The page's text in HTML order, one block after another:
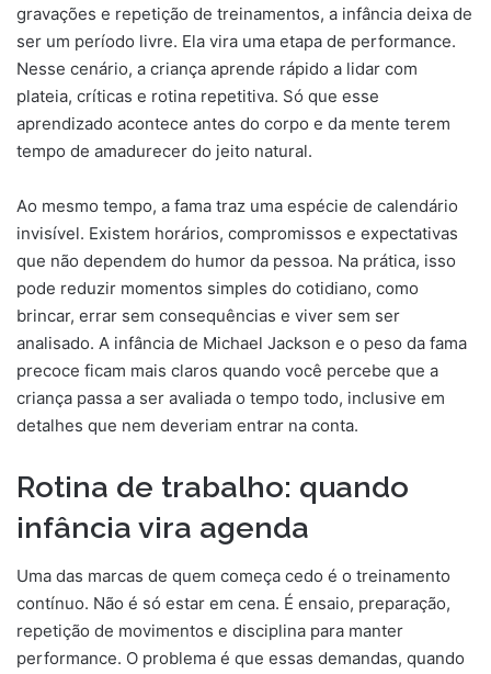
gravações e repetição de treinamentos, a infância deixa de
ser um período livre. Ela vira uma etapa de performance.
Nesse cenário, a criança aprende rápido a lidar com
plateia, críticas e rotina repetitiva. Só que esse
aprendizado acontece antes do corpo e da mente terem
tempo de amadurecer do jeito natural.
Ao mesmo tempo, a fama traz uma espécie de calendário
invisível. Existem horários, compromissos e expectativas
que não dependem do humor da pessoa. Na prática, isso
pode reduzir momentos simples do cotidiano, como
brincar, errar sem consequências e viver sem ser
analisado. A infância de Michael Jackson e o peso da fama
precoce ficam mais claros quando você percebe que a
criança passa a ser avaliada o tempo todo, inclusive em
detalhes que nem deveriam entrar na conta.
Rotina de trabalho: quando
infância vira agenda
Uma das marcas de quem começa cedo é o treinamento
contínuo. Não é só estar em cena. É ensaio, preparação,
repetição de movimentos e disciplina para manter
performance. O problema é que essas demandas, quando